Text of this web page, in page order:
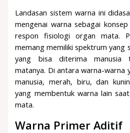
Landasan sistem warna ini
mengenai warna sebagai
respon fisiologi organ mata.
memang memiliki spektrum yang
yang bisa diterima manusia
matanya. Di antara warna-warna
manusia, merah, biru, dan
yang membentuk warna lain
mata.
Warna Primer Aditif